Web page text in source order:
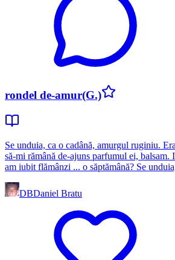
rondel de-amur(G.)
Se unduia, ca o cadână, amurgul ruginiu.
să-mi rămână de-ajuns parfumul ei, balsam.
am iubit flămânzi ... o săptămână? Se
DBDaniel Bratu